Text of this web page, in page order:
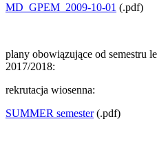
MD_GPEM_2009-10-01 (.pdf)
plany obowiązujące od semestru
2017/2018:
rekrutacja wiosenna:
SUMMER semester(.pdf)